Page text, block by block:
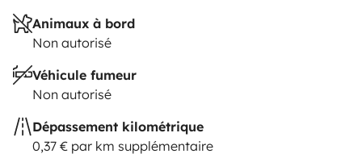
Animaux à bord
Non autorisé
Véhicule fumeur
Non autorisé
Dépassement kilométrique
0,37 € par km supplémentaire